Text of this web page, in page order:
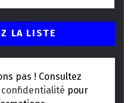
pas ! Consultez
pour